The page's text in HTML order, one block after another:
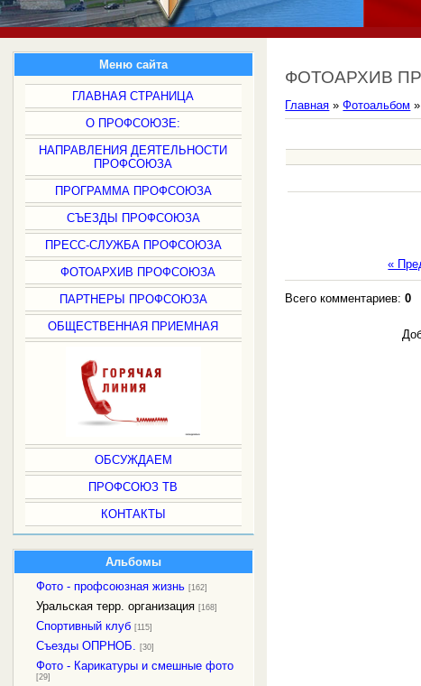
Меню сайта
ГЛАВНАЯ СТРАНИЦА
О ПРОФСОЮЗЕ:
НАПРАВЛЕНИЯ ДЕЯТЕЛЬНОСТИ
ПРОФСОЮЗА
ПРОГРАММА ПРОФСОЮЗА
СЪЕЗДЫ ПРОФСОЮЗА
ПРЕСС-СЛУЖБА ПРОФСОЮЗА
ФОТОАРХИВ ПРОФСОЮЗА
ПАРТНЕРЫ ПРОФСОЮЗА
ОБЩЕСТВЕННАЯ ПРИЕМНАЯ
ОБСУЖДАЕМ
ПРОФСОЮЗ ТВ
КОНТАКТЫ
Альбомы
Фото - профсоюзная жизнь [162]
Уральская терр. организация [168]
Спортивный клуб [115]
Съезды ОПРНОБ. [30]
Фото - Карикатуры и смешные фото
[29]
ФОТОАРХИВ
Главная »Фотоальбом
«
Всего комментариев:0